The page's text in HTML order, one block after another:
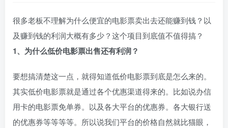
很多老板不理解为什么便宜的电影票卖出去还能赚到钱？以
及赚到钱的利润大概有多少？这个项目到底值不值得搞？
1、为什么低价电影票出售还有利润？
要想搞清楚这一点，就得知道低价电影票到底是怎么来的。
其实低价电影票就是通过各个优惠渠道得来的。比如说办信
用卡的电影票免单券。以及各大平台的优惠券。各大银行送
的优惠券等等等等。所以说我们平台的价格自然就比猫眼，